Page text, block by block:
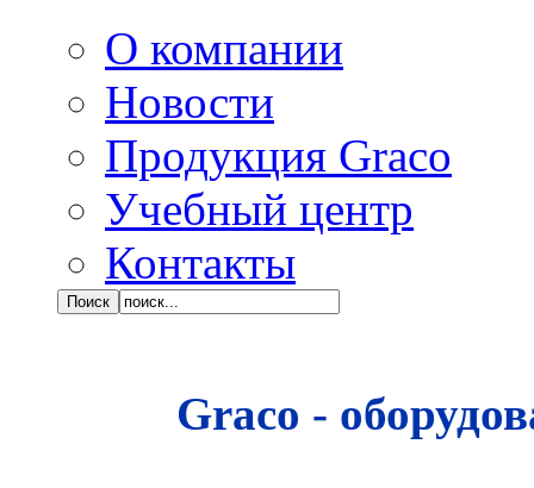
О компании
Новости
Продукция Graco
Учебный центр
Контакты
Graco -